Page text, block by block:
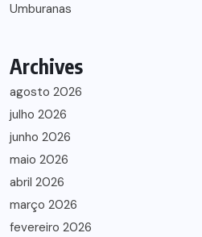
Umburanas
Archives
agosto 2026
julho 2026
junho 2026
maio 2026
abril 2026
março 2026
fevereiro 2026